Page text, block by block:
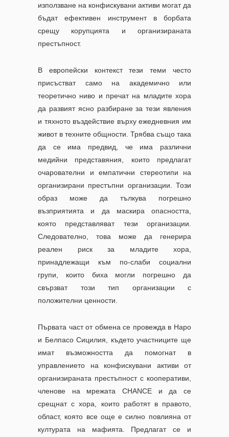
използване на конфискувани активи могат да
бъдат ефективен инструмент в борбата
срещу корупцията и организираната
престъпност.
В европейски контекст тези теми често
присъстват само на академично или
теоретично ниво и пречат на младите хора
да развият ясно разбиране за тези явления
и тяхното въздействие върху ежедневния им
живот в техните общности. Трябва също така
да се има предвид, че има различни
медийни представяния, които предлагат
очарователни и емпатични стереотипи на
организирани престъпни организации. Този
образ може да тълкува погрешно
възприятията и да маскира опасността,
която представляват тези организации.
Следователно, това може да генерира
реален риск за младите хора,
принадлежащи към по-слаби социални
групи, които биха могли погрешно да
свързват този тип организации с
положителни ценности.
Първата част от обмена се провежда в Наро
и Белпасо Сицилия, където участниците ще
имат възможността да помогнат в
управлението на конфискувани активи от
организираната престъпност с кооперативи,
членове на мрежата CHANCE и да се
срещнат с хора, които работят в правото,
област, която все още е силно повлияна от
културата на мафията. Предлагат се и